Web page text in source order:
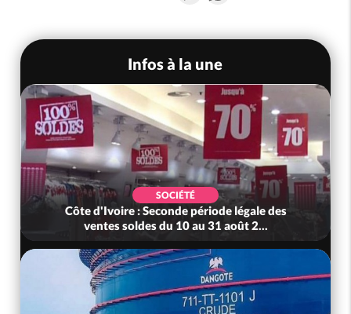
Infos à la une
POLITIQUE
Côte d'Ivoire : Violences tragiques à Kossandji
(Mé) ayant fait 03 morts, A...